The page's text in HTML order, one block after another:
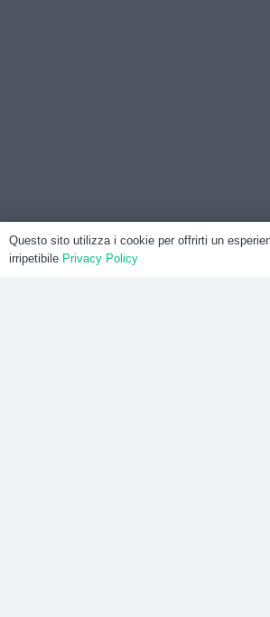
Questo sito utilizza i cookie per offrirti un
irripetibile Privacy Policy